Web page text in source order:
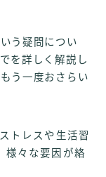
う疑問につい
を詳しく解説し
う一度おさらい
ストレスや生活習
様々な要因が絡